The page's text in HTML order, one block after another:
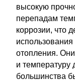
высокую
перепадам
коррозии, что
отопления.
и температуру
большинства